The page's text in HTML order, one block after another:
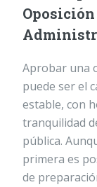
Aprobar una
puede ser el
estable, con
tranquilidad
pública.
primera es
de